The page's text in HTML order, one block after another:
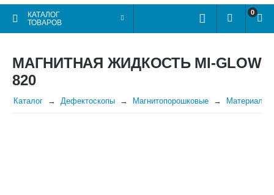
КАТАЛОГ
ТОВАРОВ
0
МАГНИТНАЯ ЖИДКОСТЬ MI-GLOW
820
Каталог Дефектоскопы Магнитопорошковые Материалы